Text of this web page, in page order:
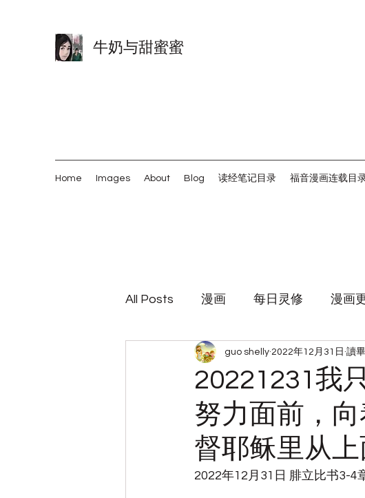
牛奶与甜蜜蜜
Home Images About Blog 读经笔记目录 福音漫画连载目
All Posts 漫画 每日灵修 漫画
周六查经小组笔记 带娃读经
20221231我
努力面前，
督耶稣里从上
guo shelly 2022年12月31日 讀
2022年12月31日 腓立比书3-4